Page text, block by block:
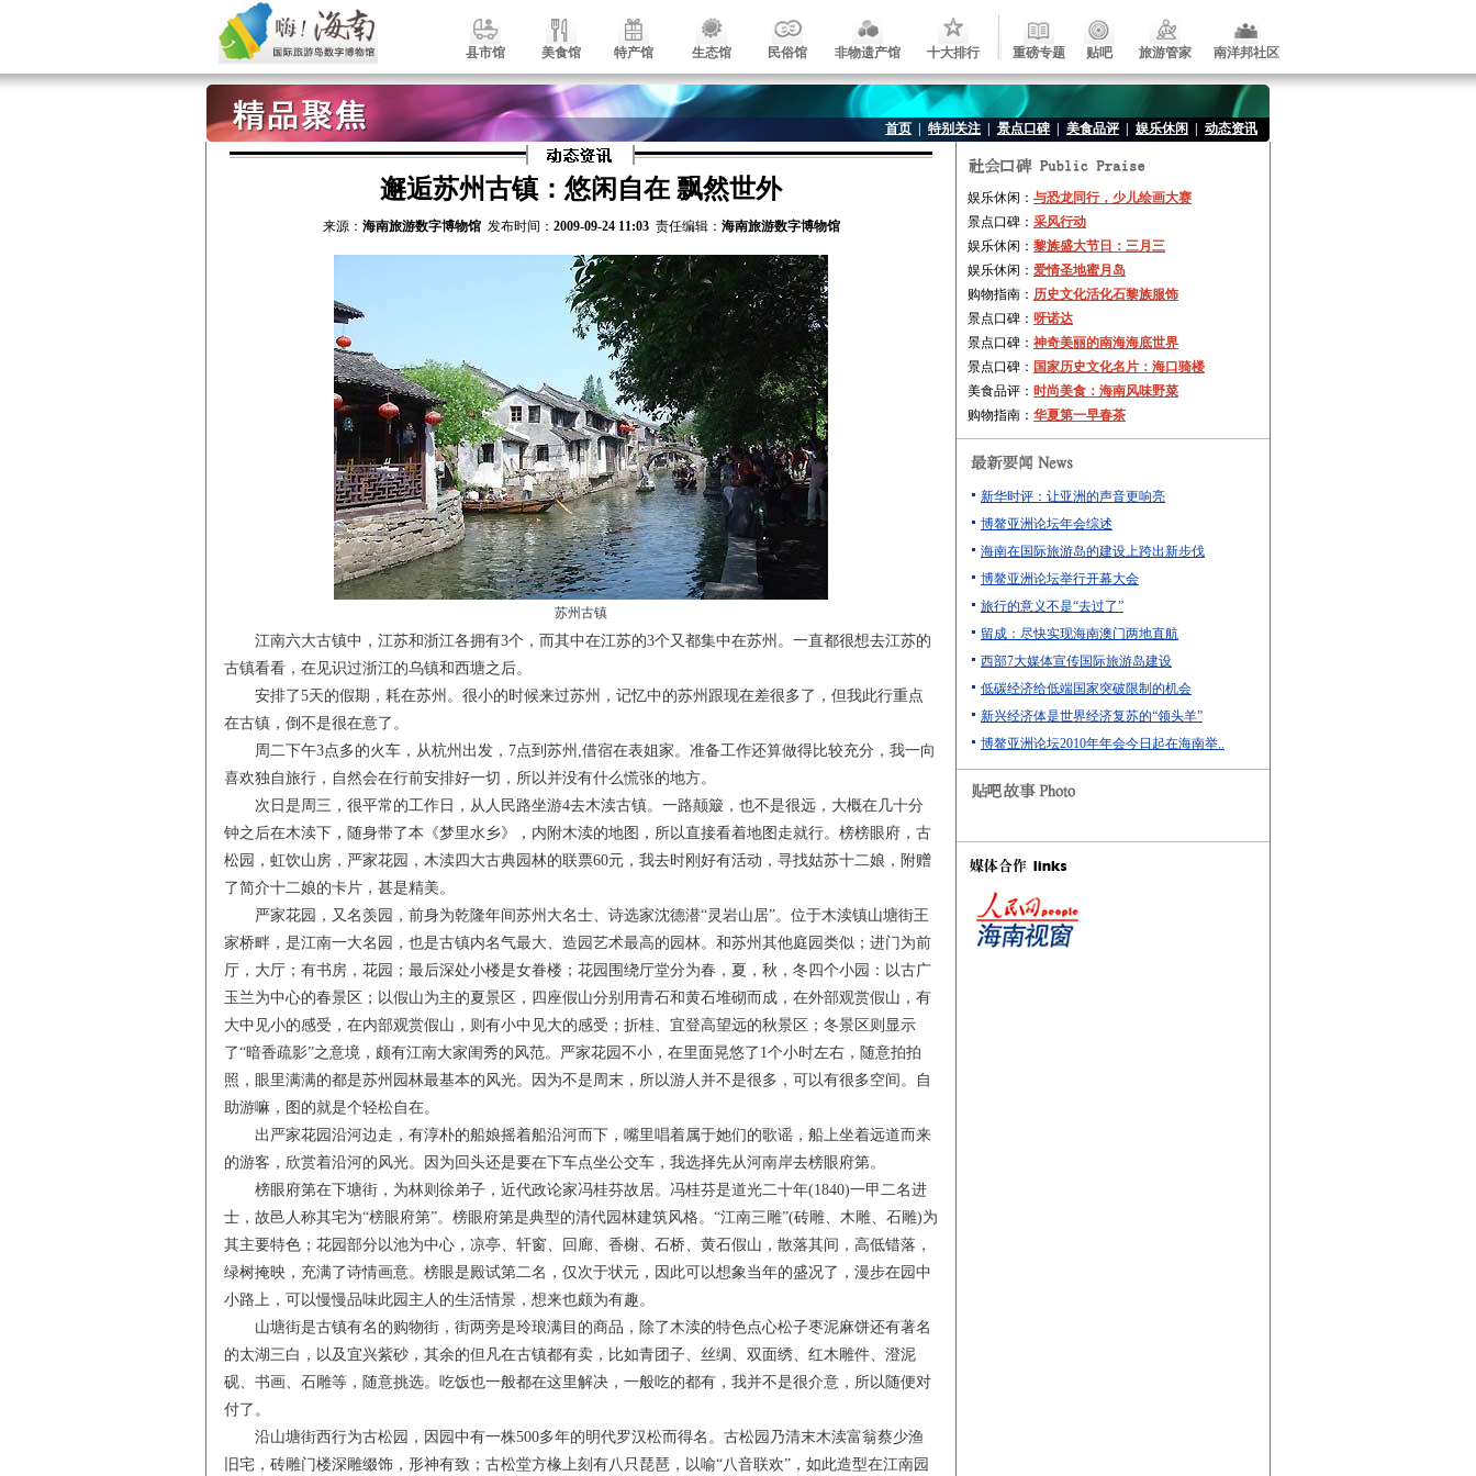
县市馆 美食馆 特产馆 生态馆 民俗馆 非物遗产馆 十大排行 重磅专题 贴吧 旅游管家 南洋邦社区
首页 特别关注 景点口碑 美食品评 娱乐休闲 动态资讯
邂逅苏州古镇：悠闲自在 飘然世外
来源： 海南旅游数字博物馆发布时间： 2009-09-24 11:03责任编辑： 海南旅游数字博物馆
苏州古镇
江南六大古镇中，江苏和浙江各拥有3个，而其中在江苏的3个又都集中在苏州。一直都很想去江苏的
古镇看看，在见识过浙江的乌镇和西塘之后。
安排了5天的假期，耗在苏州。很小的时候来过苏州，记忆中的苏州跟现在差很多了，但我此行重点
在古镇，倒不是很在意了。
周二下午3点多的火车，从杭州出发，7点到苏州,借宿在表姐家。准备工作还算做得比较充分，我一向
喜欢独自旅行，自然会在行前安排好一切，所以并没有什么慌张的地方。
次日是周三，很平常的工作日，从人民路坐游4去木渎古镇。一路颠簸，也不是很远，大概在几十分
钟之后在木渎下，随身带了本《梦里水乡》，内附木渎的地图，所以直接看着地图走就行。榜榜眼府，古
松园，虹饮山房，严家花园，木渎四大古典园林的联票60元，我去时刚好有活动，寻找姑苏十二娘，附赠
了简介十二娘的卡片，甚是精美。
严家花园，又名羡园，前身为乾隆年间苏州大名士、诗选家沈德潜“灵岩山居”。位于木渎镇山塘街王
家桥畔，是江南一大名园，也是古镇内名气最大、造园艺术最高的园林。和苏州其他庭园类似；进门为前
厅，大厅；有书房，花园；最后深处小楼是女眷楼；花园围绕厅堂分为春，夏，秋，冬四个小园：以古广
玉兰为中心的春景区；以假山为主的夏景区，四座假山分别用青石和黄石堆砌而成，在外部观赏假山，有
大中见小的感受，在内部观赏假山，则有小中见大的感受；折桂、宜登高望远的秋景区；冬景区则显示
了“暗香疏影”之意境，颇有江南大家闺秀的风范。严家花园不小，在里面晃悠了1个小时左右，随意拍拍
照，眼里满满的都是苏州园林最基本的风光。因为不是周末，所以游人并不是很多，可以有很多空间。自
助游嘛，图的就是个轻松自在。
出严家花园沿河边走，有淳朴的船娘摇着船沿河而下，嘴里唱着属于她们的歌谣，船上坐着远道而来
的游客，欣赏着沿河的风光。因为回头还是要在下车点坐公交车，我选择先从河南岸去榜眼府第。
榜眼府第在下塘街，为林则徐弟子，近代政论家冯桂芬故居。冯桂芬是道光二十年(1840)一甲二名进
士，故邑人称其宅为“榜眼府第”。榜眼府第是典型的清代园林建筑风格。“江南三雕”(砖雕、木雕、石雕)为
其主要特色；花园部分以池为中心，凉亭、轩窗、回廊、香榭、石桥、黄石假山，散落其间，高低错落，
绿树掩映，充满了诗情画意。榜眼是殿试第二名，仅次于状元，因此可以想象当年的盛况了，漫步在园中
小路上，可以慢慢品味此园主人的生活情景，想来也颇为有趣。
山塘街是古镇有名的购物街，街两旁是玲琅满目的商品，除了木渎的特色点心松子枣泥麻饼还有著名
的太湖三白，以及宜兴紫砂，其余的但凡在古镇都有卖，比如青团子、丝绸、双面绣、红木雕件、澄泥
砚、书画、石雕等，随意挑选。吃饭也一般都在这里解决，一般吃的都有，我并不是很介意，所以随便对
付了。
沿山塘街西行为古松园，因园中有一株500多年的明代罗汉松而得名。古松园乃清末木渎富翁蔡少渔
旧宅，砖雕门楼深雕缀饰，形神有致；古松堂方椽上刻有八只琵琶，以喻“八音联欢”，如此造型在江南园
娱乐休闲： 与恐龙同行，少儿绘画大赛
景点口碑： 采风行动
娱乐休闲： 黎族盛大节日：三月三
娱乐休闲： 爱情圣地蜜月岛
购物指南： 历史文化活化石黎族服饰
景点口碑： 呀诺达
景点口碑： 神奇美丽的南海海底世界
景点口碑： 国家历史文化名片：海口骑楼
美食品评： 时尚美食：海南风味野菜
购物指南： 华夏第一早春茶
新华时评：让亚洲的声音更响亮
博鳌亚洲论坛年会综述
海南在国际旅游岛的建设上跨出新步伐
博鳌亚洲论坛举行开幕大会
旅行的意义不是“去过了”
留成：尽快实现海南澳门两地直航
西部7大媒体宣传国际旅游岛建设
低碳经济给低端国家突破限制的机会
新兴经济体是世界经济复苏的“领头羊”
博鳌亚洲论坛2010年年会今日起在海南举..